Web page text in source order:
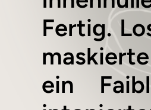
Fertig.
ein